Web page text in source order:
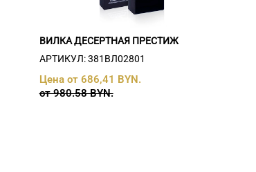
ВИЛКА ДЕСЕРТНАЯ ПРЕСТИЖ
АРТИКУЛ: 381ВЛ02801
Цена от 686,41 BYN.
от 980.58 BYN.